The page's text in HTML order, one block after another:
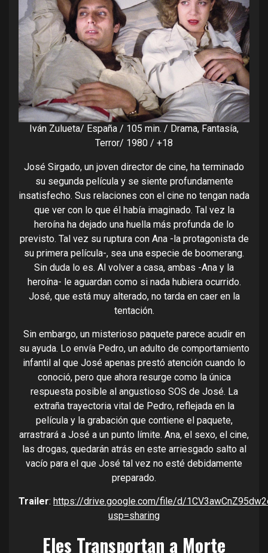
Iván Zulueta/ España / 105 min. / Drama, Fantasía,
Terror/ 1980 / +18
José Sirgado, un joven director de cine, ha terminado
su segunda película y se siente profundamente
insatisfecho. Sus relaciones con el cine no tengan nada
que ver con lo que él había imaginado. Tal vez la
heroína ha dejado una huella más profunda de lo
previsto. Tal vez su ruptura con Ana -la protagonista de
su primera película-, sea una especie de boomerang.
Sin duda lo es. Al volver a casa, ambas -Ana y la
heroína- le aguardan como si nada hubiera ocurrido.
José, que está muy alterado, no tarda en caer en la
tentación.
Sin embargo, un misterioso paquete parece acudir en
su ayuda. Lo envía Pedro, un adulto de comportamiento
infantil al que José apenas prestó atención cuando lo
conoció, pero que ahora resurge como la única
respuesta posible al angustioso SOS de José. La
extraña trayectoria vital de Pedro, reflejada en la
película y la grabación que contiene el paquete,
arrastrará a José a un punto límite. Ana, el sexo, el cine,
las drogas, quedarán atrás en este arriesgado salto al
vacío para el que José tal vez no esté debidamente
preparado.
Trailer: https://drive.google.com/file/d/
usp=sharing
Eles Transportan a Morte